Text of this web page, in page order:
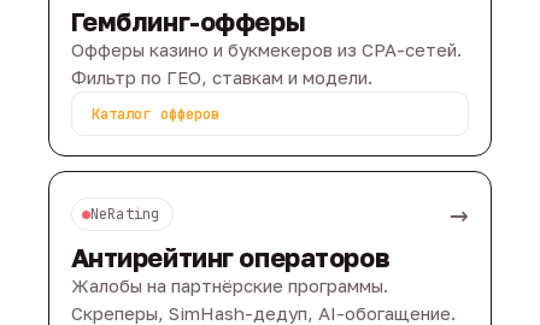
Гемблинг-офферы
Офферы казино и букмекеров из CPA-сетей.
Фильтр по ГЕО, ставкам и модели.
Каталог офферов
NeRating →
Антирейтинг операторов
Жалобы на партнёрские программы.
Скреперы, SimHash-дедуп, AI-обогащение.